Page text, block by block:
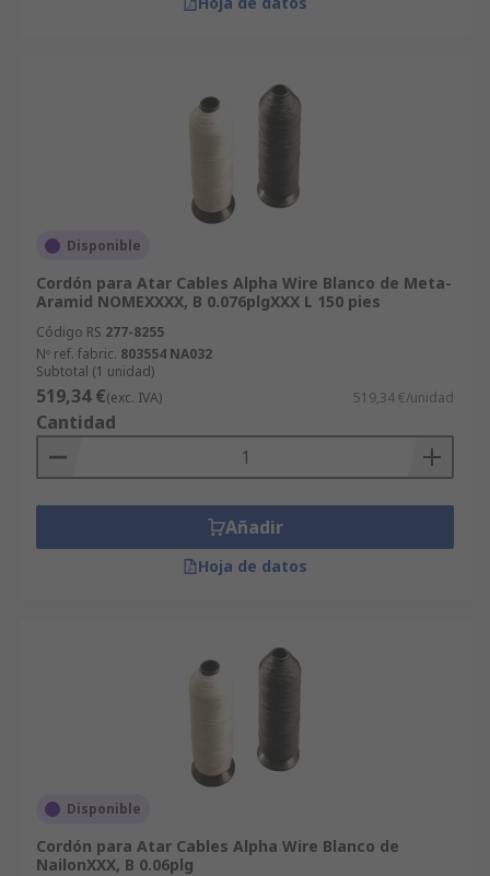
Disponible
Cordón para Atar Cables Alpha Wire Blanco de Meta-
Aramid NOMEXXXX, B 0.076plgXXX L 150 pies
Código RS 277-8255
Nº ref. fabric. 803554 NA032
Subtotal (1 unidad)
519,34 €(exc. IVA) 519,34 €/unidad
Cantidad
Añadir
Hoja de datos
Disponible
Cordón para Atar Cables Alpha Wire Blanco de
NailonXXX, B 0.06plg